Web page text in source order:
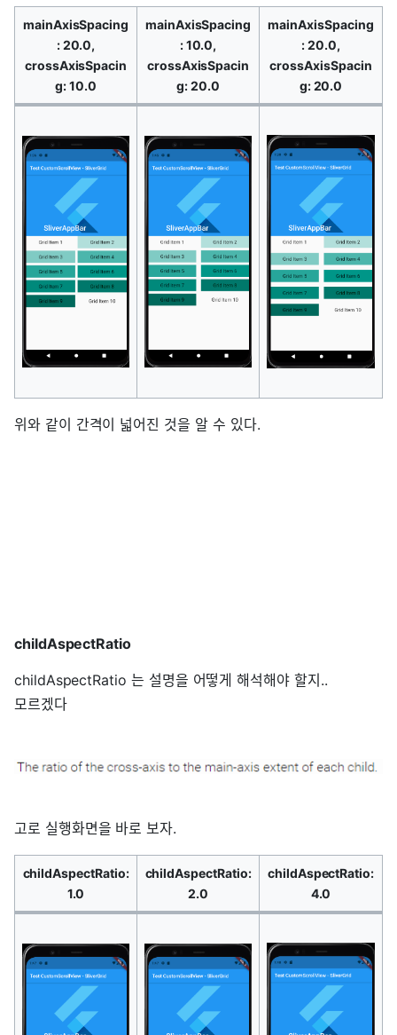
mainAxisSpacing
: 20.0,
crossAxisSpacin
g: 10.0
mainAxisSpacing
: 10.0,
crossAxisSpacin
g: 20.0
mainAxisSpacing
: 20.0,
crossAxisSpacin
g: 20.0
위와 같이 간격이 넓어진 것을 알 수 있다.
childAspectRatio
childAspectRatio 는 설명을 어떻게 해석해야 할지..
모르겠다
고로 실행화면을 바로 보자.
childAspectRatio:
1.0
childAspectRatio:
2.0
childAspectRatio:
4.0